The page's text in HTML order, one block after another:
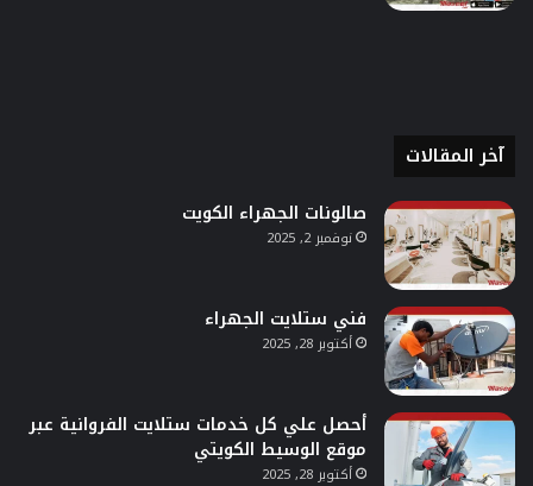
آخر المقالات
صالونات الجهراء الكويت
نوفمبر 2, 2025
فني ستلايت الجهراء
أكتوبر 28, 2025
أحصل علي كل خدمات ستلايت الفروانية عبر
موقع الوسيط الكويتي
أكتوبر 28, 2025